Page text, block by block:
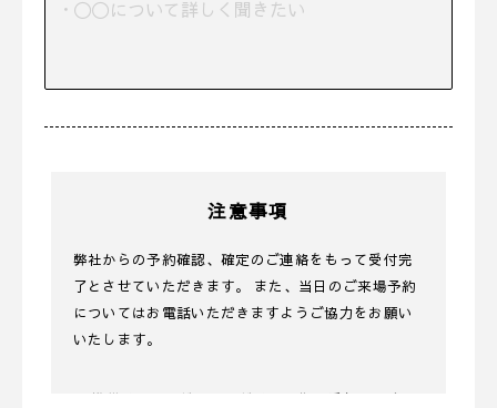
注意事項
弊社からの予約確認、確定のご連絡をもって受付完
了とさせていただきます。 また、当日のご来場予約
についてはお電話いただきますようご協力をお願い
いたします。
■ 携帯メールアドレスのドメイン指定受信に関する